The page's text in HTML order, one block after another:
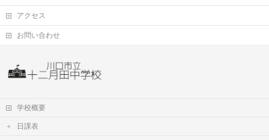
アクセス
お問い合わせ
学校概要
日課表